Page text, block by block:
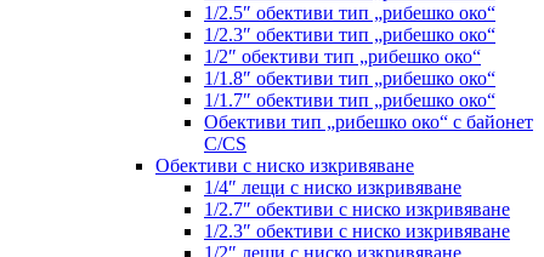
1/2.5″ обективи тип „рибешко око“
1/2.3″ обективи тип „рибешко око“
1/2″ обективи тип „рибешко око“
1/1.8″ обективи тип „рибешко око“
1/1.7″ обективи тип „рибешко око“
Обективи тип „рибешко око“ с байонет
C/CS
Обективи с ниско изкривяване
1/4″ лещи с ниско изкривяване
1/2.7″ обективи с ниско изкривяване
1/2.3″ обективи с ниско изкривяване
1/2″ лещи с ниско изкривяване